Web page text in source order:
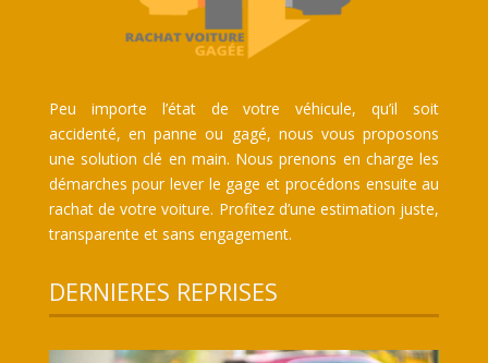
Peu importe l’état de votre véhicule, qu’il soit
accidenté, en panne ou gagé, nous vous proposons
une solution clé en main. Nous prenons en charge les
démarches pour lever le gage et procédons ensuite au
rachat de votre voiture. Profitez d’une estimation juste,
transparente et sans engagement.
DERNIERES REPRISES